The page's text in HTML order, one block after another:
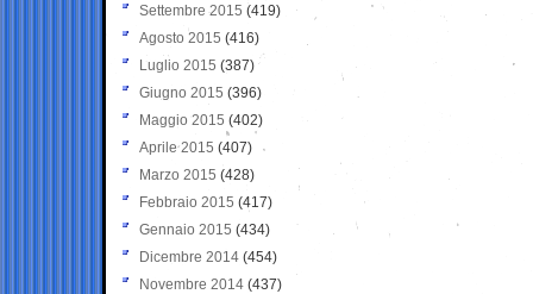
Settembre 2015 (419)
Agosto 2015 (416)
Luglio 2015 (387)
Giugno 2015 (396)
Maggio 2015 (402)
Aprile 2015 (407)
Marzo 2015 (428)
Febbraio 2015 (417)
Gennaio 2015 (434)
Dicembre 2014 (454)
Novembre 2014 (437)